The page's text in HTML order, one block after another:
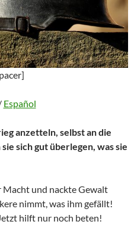
Español
anzetteln, selbst an die
sich gut überlegen, was sie
Macht und nackte Gewalt
nimmt, was ihm gefällt!
hilft nur noch beten!